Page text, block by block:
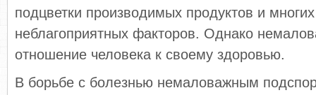
подцветки производимых продуктов и
неблагоприятных факторов. Однако
отношение человека к своему здоровью.
В борьбе с болезнью немаловажным